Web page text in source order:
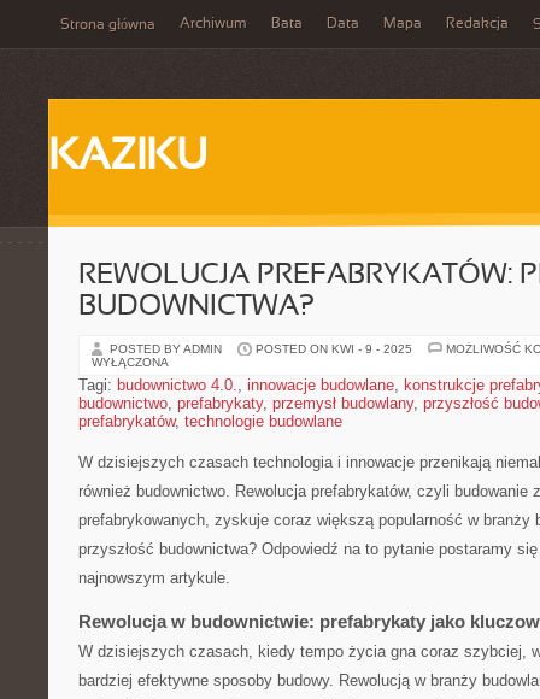
Strona główna Archiwum Bata Data Mapa Redakcja
KAZIKU
REWOLUCJA PREFABRYKATÓW:
BUDOWNICTWA?
POSTED BY ADMIN POSTED ON KWI - 9 - 2025
MOŻLIWOŚĆ
WYŁĄCZONA
Tagi: budownictwo 4.0., innowacje budowlane, konstrukcje
budownictwo, prefabrykaty, przemysł budowlany, przyszłość
prefabrykatów, technologie budowlane
W dzisiejszych czasach technologia i ​innowacje przenikają
również budownictwo. Rewolucja prefabrykatów, czyli budowanie
prefabrykowanych, zyskuje​ coraz ⁤większą popularność w ⁣branży
przyszłość ⁢budownictwa? Odpowiedź na to ​pytanie postaramy
najnowszym artykule.
Rewolucja w⁢ budownictwie: prefabrykaty jako
W dzisiejszych czasach, kiedy tempo życia gna coraz szybciej,
bardziej ⁤efektywne ⁢sposoby budowy. Rewolucją w branży‍